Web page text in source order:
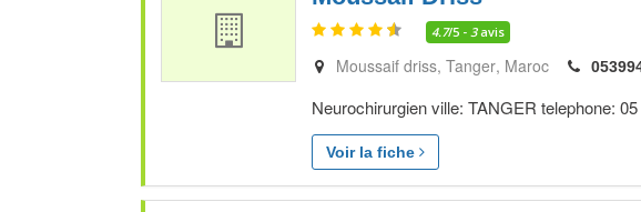
4.7/5 - 3avis
Moussaif driss Tanger Maroc
Neurochirurgien ville: TANGER telephone:
Voir la fiche